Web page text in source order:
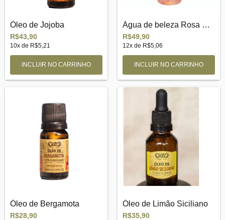
Óleo de Jojoba
R$43,90
10x de R$5,21
Água de beleza Rosa Mosqueta
R$49,90
12x de R$5,06
Óleo de Bergamota
R$28,90
Óleo de Limão Siciliano
R$35,90